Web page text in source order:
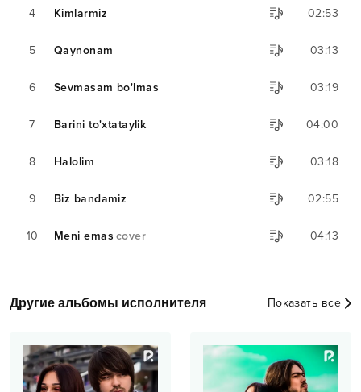
4 Kimlarmiz 02:53
5 Qaynonam 03:13
6 Sevmasam bo'lmas 03:19
7 Barini to'xtataylik 04:00
8 Halolim 03:18
9 Biz bandamiz 02:55
10 Meni emas cover 04:13
Другие альбомы исполнителя Показать все